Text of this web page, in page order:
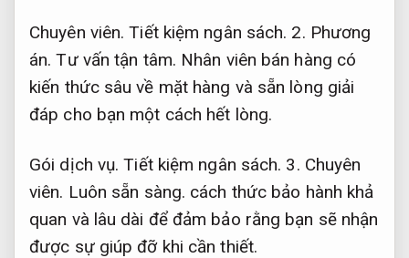
Chuyên viên. Tiết kiệm ngân sách. 2. Phương
án. Tư vấn tận tâm. Nhân viên bán hàng có
kiến thức sâu về mặt hàng và sẵn lòng giải
đáp cho bạn một cách hết lòng.
Gói dịch vụ. Tiết kiệm ngân sách. 3. Chuyên
viên. Luôn sẵn sàng. cách thức bảo hành khả
quan và lâu dài để đảm bảo rằng bạn sẽ nhận
được sự giúp đỡ khi cần thiết.